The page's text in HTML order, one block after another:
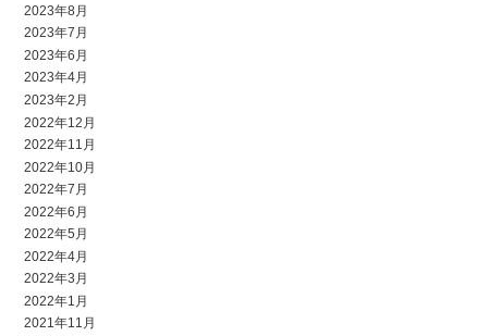
2023年8月
2023年7月
2023年6月
2023年4月
2023年2月
2022年12月
2022年11月
2022年10月
2022年7月
2022年6月
2022年5月
2022年4月
2022年3月
2022年1月
2021年11月